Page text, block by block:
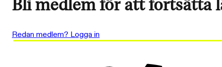
Bli medlem för att fortsätta
Redan medlem? Logga in